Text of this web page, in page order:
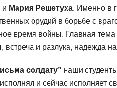
и Мария Решетуха. Именно в
орудий в борьбе с
время войны. Главная
и разлука, надежда на
солдату” наши
и сейчас исполняет